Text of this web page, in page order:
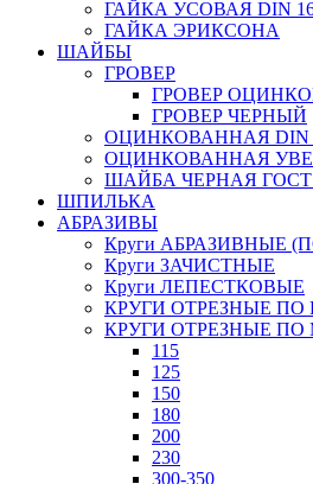
ГАЙКА УСОВАЯ DIN
ГАЙКА ЭРИКСОНА
ШАЙБЫ
ГРОВЕР
ГРОВЕР
ГРОВЕР ЧЕРНЫЙ
ОЦИНКОВАННАЯ DIN
ОЦИНКОВАННАЯ
ШАЙБА ЧЕРНАЯ ГОСТ
ШПИЛЬКА
АБРАЗИВЫ
Круги АБРАЗИВНЫЕ
Круги ЗАЧИСТНЫЕ
Круги ЛЕПЕСТКОВЫЕ
КРУГИ ОТРЕЗНЫЕ
КРУГИ ОТРЕЗНЫЕ ПО
115
125
150
180
200
230
300-350